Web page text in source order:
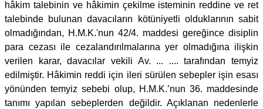
hâkim talebinin ve hâkimin çekilme isteminin reddine ve ret
talebinde bulunan davacıların kötüniyetli olduklarının sabit
olmadığından, H.M.K.'nun 42/4. maddesi gereğince disiplin
para cezası ile cezalandırılmalarına yer olmadığına ilişkin
verilen karar, davacılar vekili Av. ... .... tarafından temyiz
edilmiştir. Hâkimin reddi için ileri sürülen sebepler işin esası
yönünden temyiz sebebi olup, H.M.K.’nun 36. maddesinde
tanımı yapılan sebeplerden değildir. Açıklanan nedenlerle